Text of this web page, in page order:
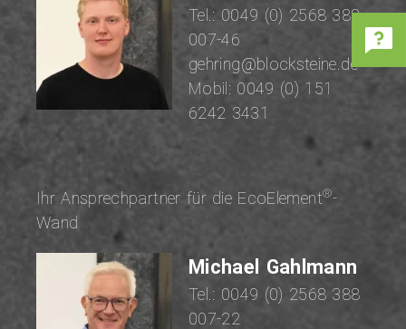
Tel.: 0049 (0) 2568 388
007-46
gehring@blocksteine.de
Mobil: 0049 (0) 151
6242 3431
Ihr An­sprech­part­ner für die EcoElement®-
Wand
Michael Gahlmann
Tel.: 0049 (0) 2568 388
007-22